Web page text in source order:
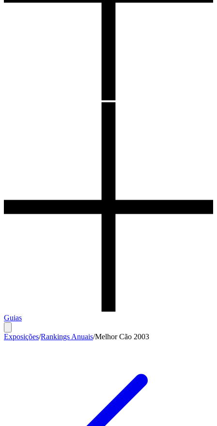
Guias
Exposições/Rankings Anuais/Melhor Cão 2003